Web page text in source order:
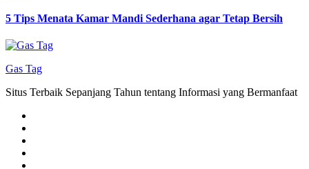
5 Tips Menata Kamar Mandi Sederhana agar Tetap Bersih
Gas Tag
Situs Terbaik Sepanjang Tahun tentang Informasi yang Bermanfaat